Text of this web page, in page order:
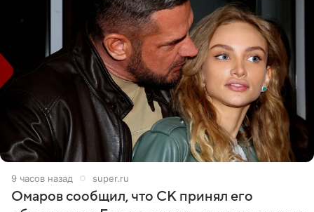
9 часов назад super.ru
Омаров сообщил, что СК принял его